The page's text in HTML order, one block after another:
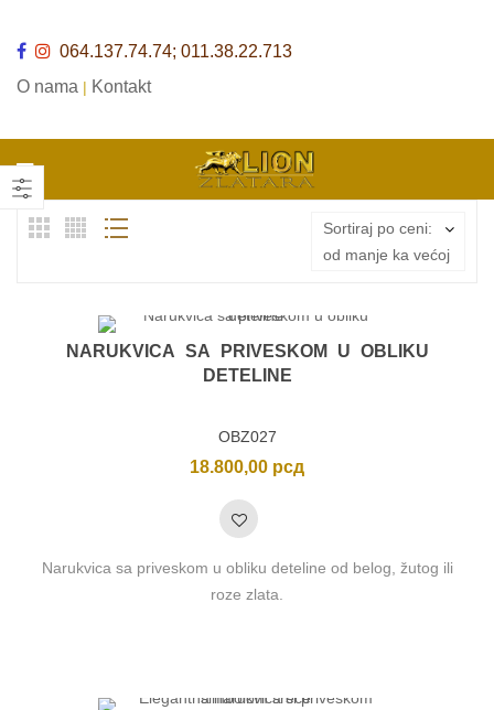
064.137.74.74; 011.38.22.713
O nama | Kontakt
Sortiraj po ceni:
od manje ka većoj
NARUKVICA SA PRIVESKOM U OBLIKU
DETELINE
OBZ027
18.800,00 рсд
Narukvica sa priveskom u obliku deteline od belog, žutog ili
roze zlata.